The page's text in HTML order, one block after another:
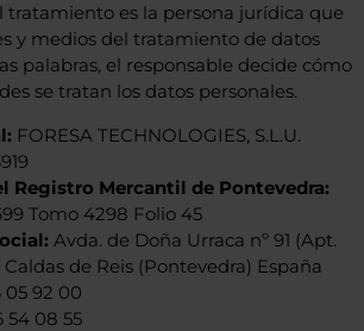
tratamiento es la persona jurídica que
y medios del tratamiento de datos
palabras, el responsable decide cómo
se tratan los datos personales.
FORESA TECHNOLOGIES, S.L.U.
Registro Mercantil de Pontevedra:
Tomo 4298 Folio 45
Avda. de Doña Urraca nº 91 (Apt.
Caldas de Reis (Pontevedra) España
05 92 00
54 08 55